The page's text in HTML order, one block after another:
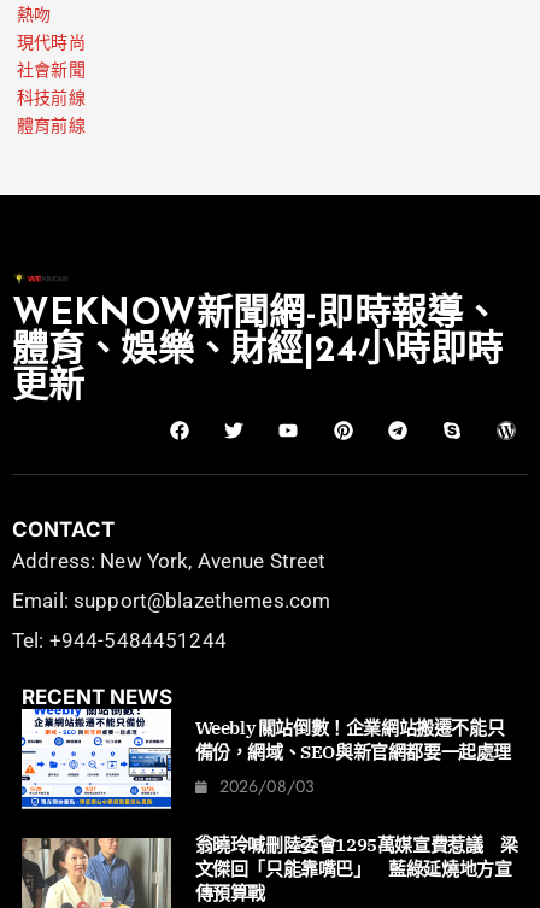
熱吻
現代時尚
社會新聞
科技前線
體育前線
WEKNOW新聞網-即時報導、
體育、娛樂、財經|24小時即時
更新
CONTACT
Address: New York, Avenue Street
Email: support@blazethemes.com
Tel: +944-5484451244
RECENT NEWS
Weebly 關站倒數！企業網站搬遷不能只
備份，網域、SEO與新官網都要一起處理
2026/08/03
翁曉玲喊刪陸委會1295萬媒宣費惹議 梁
文傑回「只能靠嘴巴」 藍綠延燒地方宣
傳預算戰